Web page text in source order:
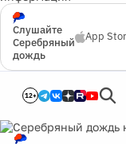
Слушайте
Серебряный
дождь
App
12+